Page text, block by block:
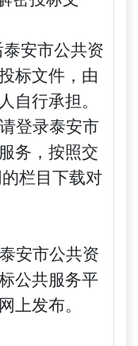
安市公共资
标文件，由
自行承担。
登录泰安市
务，按照交
栏目下载对
安市公共资
公共服务平
上发布。